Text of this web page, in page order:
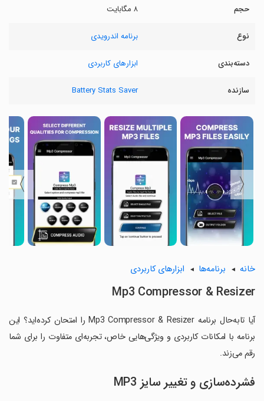
حجم ۸ مگابایت
نوع برنامه اندرویدی
دسته‌بندی ابزارهای کاربردی
سازنده Battery Stats Saver
〈
〉
خانه برنامه‌ها ابزارهای کاربردی
Mp3 Compressor & Resizer
آیا تابه‌حال برنامه Mp3 Compressor & Resizer را امتحان کرده‌اید؟ این
برنامه با امکانات کاربردی و ویژگی‌هایی خاص، تجربه‌ای متفاوت را برای شما
رقم می‌زند.
فشرده‌سازی و تغییر سایز MP3